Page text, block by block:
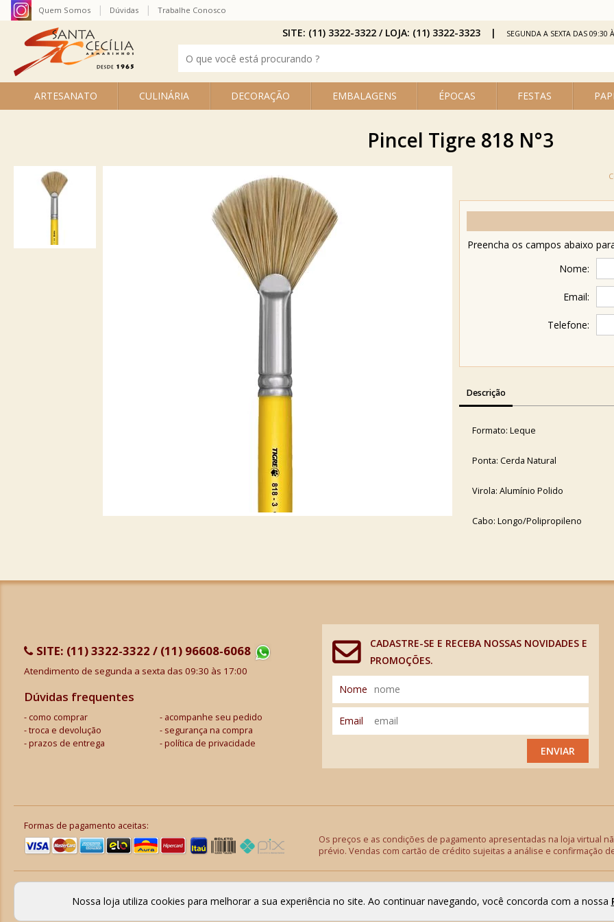
ARTESANATO CULINÁRIA DECORAÇÃO EMBALAGENS ÉPOCAS FESTAS
Quem Somos Dúvidas Trabalhe Conosco
SITE: (11) 3322-3322 / LOJA: (11) 3322-3323 SEGUNDA A SEXTA DAS 09:30
Pincel Tigre 818 N°3
Preencha os campos abaixo
Nome:
Email:
Telefone:
Descrição
Formato: Leque
Ponta: Cerda Natural
Virola: Alumínio Polido
Cabo: Longo/Polipropileno
SITE: (11) 3322-3322 / (11) 96608-6068
Atendimento de segunda a sexta das 09:30 às 17:00
Dúvidas frequentes
como comprar
acompanhe seu pedido
troca e devolução
segurança na compra
prazos de entrega
política de privacidade
CADASTRE-SE E RECEBA NOSSAS NOVIDADES E
PROMOÇÕES.
Nome
Email
ENVIAR
Formas de pagamento aceitas:
Os preços e as condições de pagamento apresentadas na loja virtual
prévio. Vendas com cartão de crédito sujeitas a análise e confirmação
Nossa loja utiliza cookies para melhorar a sua experiência no site. Ao continuar navegando, você concorda com a nossa